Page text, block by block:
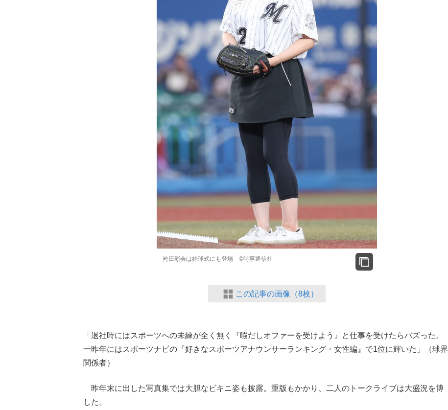
袴田彩会は始球式にも登場 ©時事通信社
この記事の画像（8枚）
「退社時にはスポーツへの未練が全く無く『暇だしオファーを受けよう』と仕事を受けたらバズった。
一昨年にはスポーツナビの『好きなスポーツアナウンサーランキング・女性編』で1位に輝いた」（球界
関係者）
昨年末に出した写真集では大胆なビキニ姿も披露。重版もかかり、二人のトークライブは大盛況を博
した。